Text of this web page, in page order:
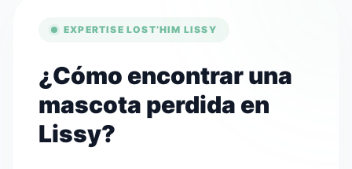
EXPERTISE LOST’HIM LISSY
¿Cómo encontrar una
mascota perdida en
Lissy?